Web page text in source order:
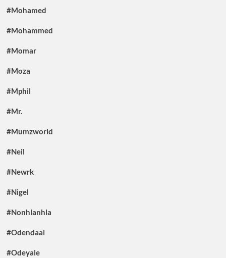
#Mohamed
#Mohammed
#Momar
#Moza
#Mphil
#Mr.
#Mumzworld
#Neil
#Newrk
#Nigel
#Nonhlanhla
#Odendaal
#Odeyale